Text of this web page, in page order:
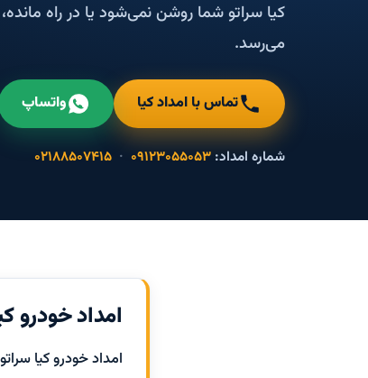
کیا سراتو شما روشن نمی‌شود یا در راه
می‌رسد.
تماس با امداد کیا واتساپ
شماره امداد: ۰۹۱۲۳۰۵۵۰۵۳ · ۰۲۱۸۸۵۰۷۴۱۵
امداد خودرو
امداد خودرو کیا